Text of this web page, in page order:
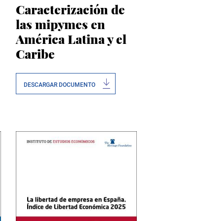
Caracterización de
las mipymes en
América Latina y el
Caribe
DESCARGAR DOCUMENTO